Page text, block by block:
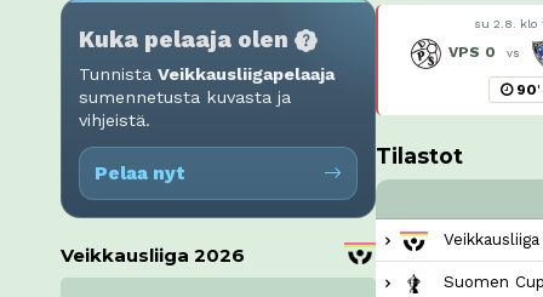
Kuka pelaaja olen
Tunnista Veikkausliigapelaaja
sumennetusta kuvasta ja
vihjeistä.
Pelaa nyt
Veikkausliiga 2026
su 2.8. klo
VPS 0 vs
90'
Tilastot
Suomen